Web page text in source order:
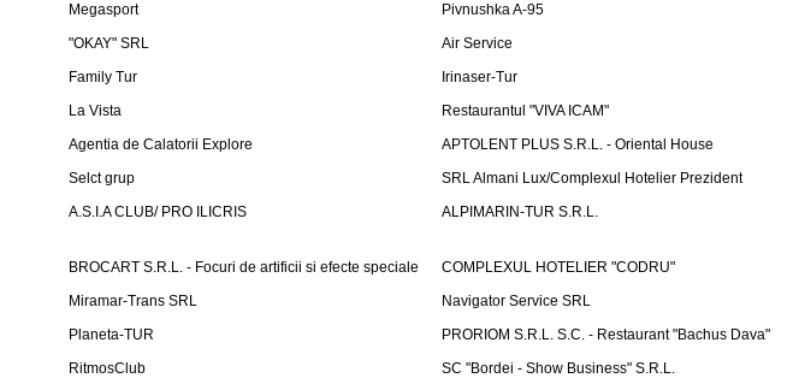
Megasport
Pivnushka A-95
"OKAY" SRL
Air Service
Family Tur
Irinaser-Tur
La Vista
Restaurantul "VIVA ICAM"
Agentia de Calatorii Explore
APTOLENT PLUS S.R.L. - Oriental House
Selct grup
SRL Almani Lux/Complexul Hotelier Prezident
A.S.I.A CLUB/ PRO ILICRIS
ALPIMARIN-TUR S.R.L.
BROCART S.R.L. - Focuri de artificii si efecte speciale
COMPLEXUL HOTELIER "CODRU"
Miramar-Trans SRL
Navigator Service SRL
Planeta-TUR
PRORIOM S.R.L. S.C. - Restaurant "Bachus Dava"
RitmosClub
SC "Bordei - Show Business" S.R.L.